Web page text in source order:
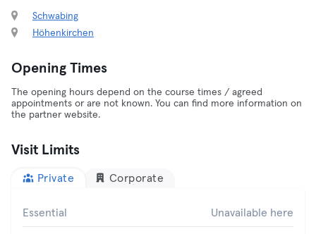
Schwabing
Höhenkirchen
Opening Times
The opening hours depend on the course times / agreed
appointments or are not known. You can find more information on
the partner website.
Visit Limits
Private Corporate
Essential Unavailable here